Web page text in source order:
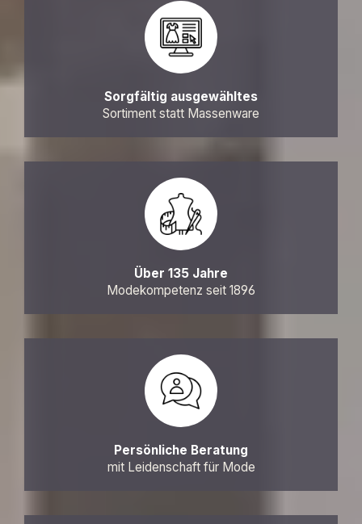
Sorgfältig ausgewähltes
Sortiment statt Massenware
Über 135 Jahre
Modekompetenz seit 1896
Persönliche Beratung
mit Leidenschaft für Mode